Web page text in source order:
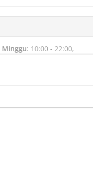
Minggu: 10:00 - 22:00,